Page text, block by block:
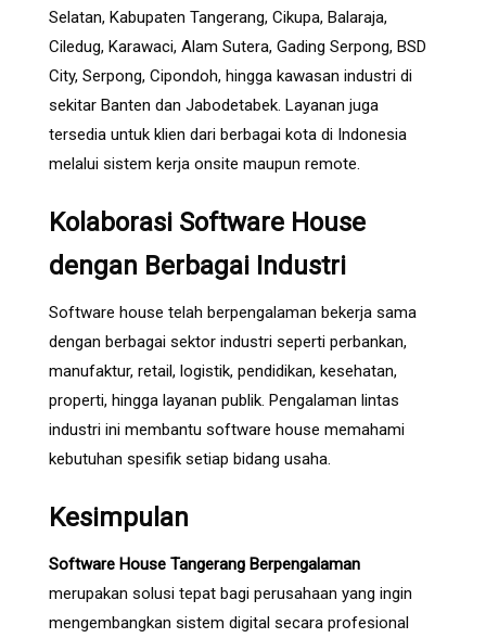
Selatan, Kabupaten Tangerang, Cikupa, Balaraja,
Ciledug, Karawaci, Alam Sutera, Gading Serpong, BSD
City, Serpong, Cipondoh, hingga kawasan industri di
sekitar Banten dan Jabodetabek. Layanan juga
tersedia untuk klien dari berbagai kota di Indonesia
melalui sistem kerja onsite maupun remote.
Kolaborasi Software House
dengan Berbagai Industri
Software house telah berpengalaman bekerja sama
dengan berbagai sektor industri seperti perbankan,
manufaktur, retail, logistik, pendidikan, kesehatan,
properti, hingga layanan publik. Pengalaman lintas
industri ini membantu software house memahami
kebutuhan spesifik setiap bidang usaha.
Kesimpulan
Software House Tangerang Berpengalaman
merupakan solusi tepat bagi perusahaan yang ingin
mengembangkan sistem digital secara profesional